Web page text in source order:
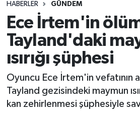
HABERLER GÜNDEM
Ece İrtem'in
Tayland'daki
ısırığı şüphesi
Oyuncu Ece İrtem'in vefatının
Tayland gezisindeki maymun
kan zehirlenmesi şüphesiyle
Resmi İlanlar
Alanyaspor
Turizm
Süper Lig Puan Durumu ve
Tüm Manşetler
Son Dakika Haberleri